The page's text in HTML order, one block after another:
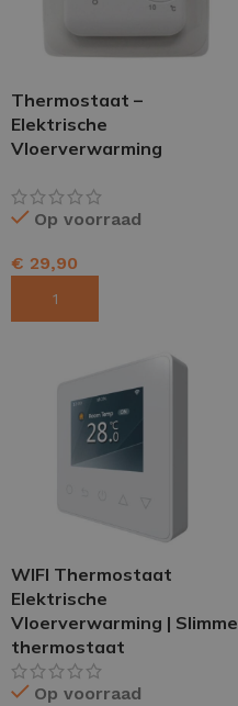
Thermostaat –
Elektrische
Vloerverwarming
Op voorraad
€ 29,90
WIFI Thermostaat
Elektrische
Vloerverwarming | Slimme
thermostaat
Op voorraad